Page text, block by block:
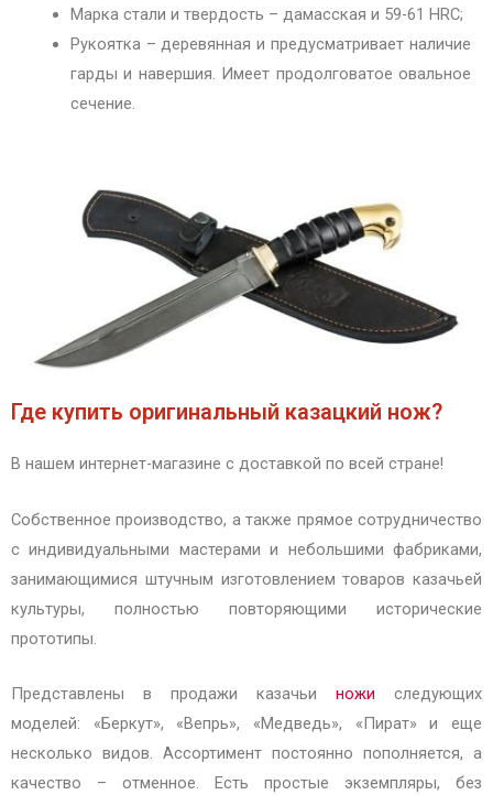
Марка стали и твердость – дамасская и 59-61 HRC;
Рукоятка – деревянная и предусматривает наличие
гарды и навершия. Имеет продолговатое овальное
сечение.
Где купить оригинальный казацкий нож?
В нашем интернет-магазине с доставкой по всей стране!
Собственное производство, а также прямое сотрудничество
с индивидуальными мастерами и небольшими фабриками,
занимающимися штучным изготовлением товаров казачьей
культуры, полностью повторяющими исторические
прототипы.
Представлены в продажи казачьи ножи следующих
моделей: «Беркут», «Вепрь», «Медведь», «Пират» и еще
несколько видов. Ассортимент постоянно пополняется, а
качество – отменное. Есть простые экземпляры, без